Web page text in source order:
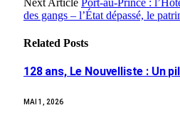
des gangs – l’État dépassé, le
Related Posts
128 ans, Le Nouvelliste : Un
MAI 1, 2026